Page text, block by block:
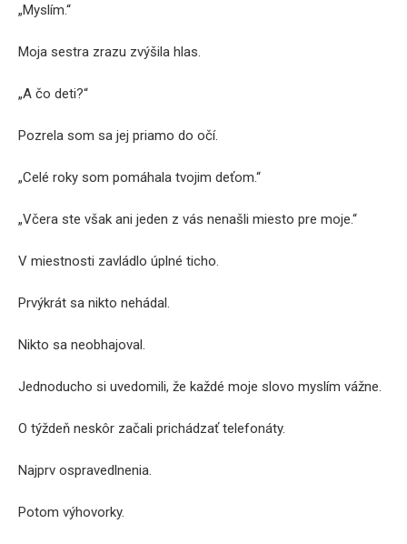
„Myslím.“
Moja sestra zrazu zvýšila hlas.
„A čo deti?“
Pozrela som sa jej priamo do očí.
„Celé roky som pomáhala tvojim deťom.“
„Včera ste však ani jeden z vás nenašli miesto pre moje.“
V miestnosti zavládlo úplné ticho.
Prvýkrát sa nikto nehádal.
Nikto sa neobhajoval.
Jednoducho si uvedomili, že každé moje slovo myslím vážne.
O týždeň neskôr začali prichádzať telefonáty.
Najprv ospravedlnenia.
Potom výhovorky.